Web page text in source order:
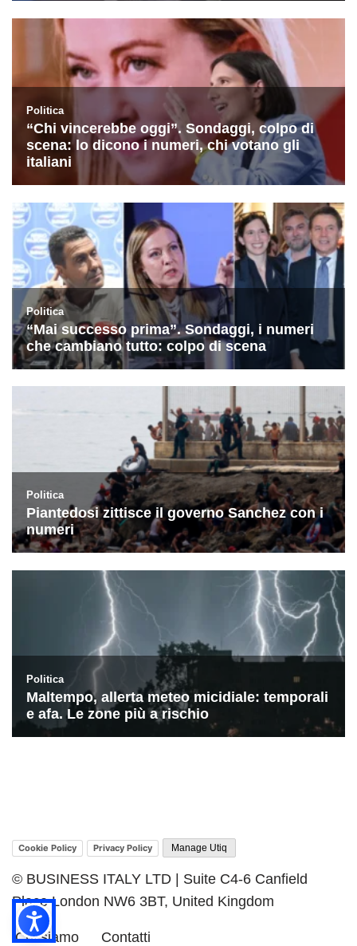
Cookie Policy Privacy Policy Manage Utiq
© BUSINESS ITALY LTD | Suite C4-6 Canfield
Place London NW6 3BT, United Kingdom
Chi siamo Contatti